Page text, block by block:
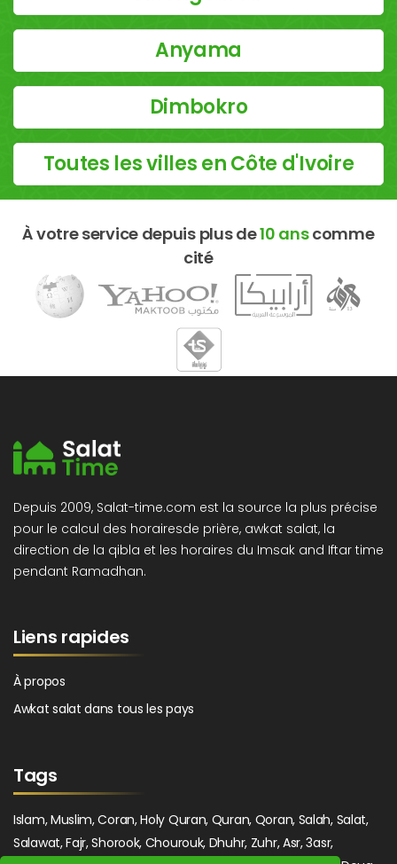
Anyama
Dimbokro
Toutes les villes en Côte d'Ivoire
À votre service depuis plus de10 anscomme
cité
Depuis 2009, Salat-time.com est la source la plus précise
pour le calcul des horairesde prière, awkat salat, la
direction de la qibla et les horaires du Imsak and Iftar time
pendant Ramadhan.
Liens rapides
À propos
Awkat salat dans tous les pays
Tags
Islam, Muslim, Coran, Holy Quran, Quran, Qoran, Salah, Salat,
Salawat, Fajr, Shorook, Chourouk, Dhuhr, Zuhr, Asr, 3asr,